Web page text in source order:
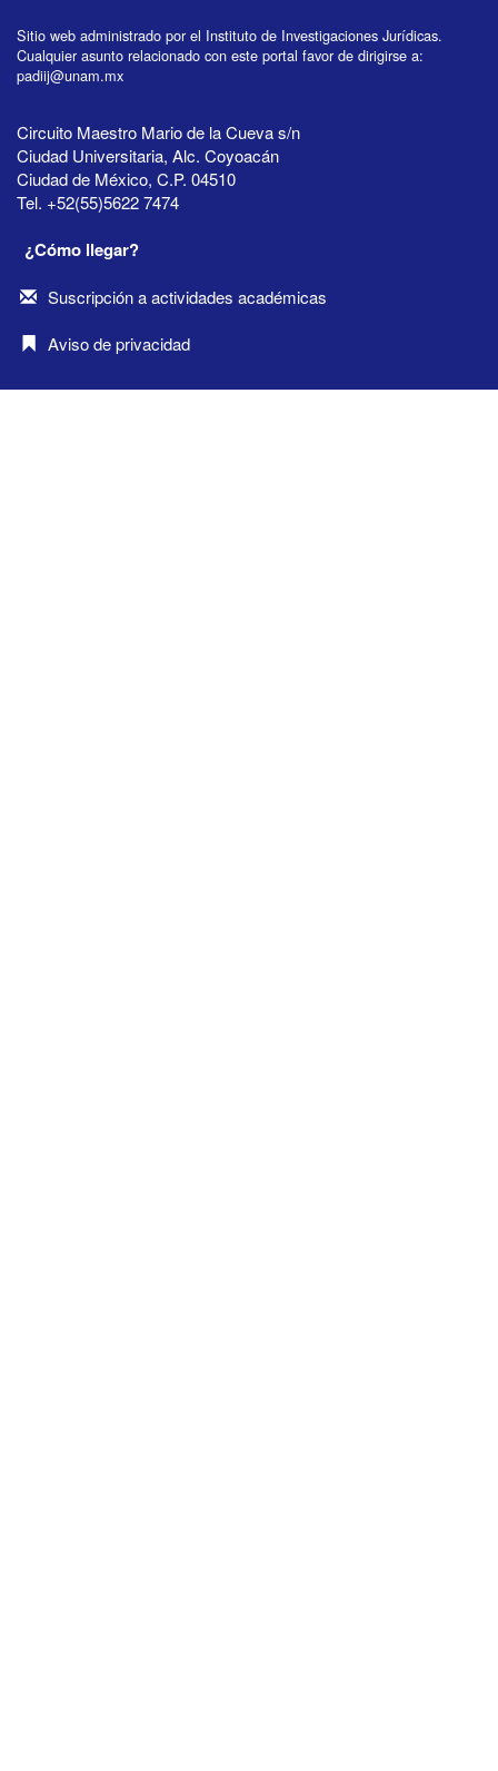
Sitio web administrado por el Instituto de Investigaciones Jurídicas.
Cualquier asunto relacionado con este portal favor de dirigirse a:
padiij@unam.mx
Circuito Maestro Mario de la Cueva s/n
Ciudad Universitaria, Alc. Coyoacán
Ciudad de México, C.P. 04510
Tel. +52(55)5622 7474
¿Cómo llegar?
Suscripción a actividades académicas
Aviso de privacidad